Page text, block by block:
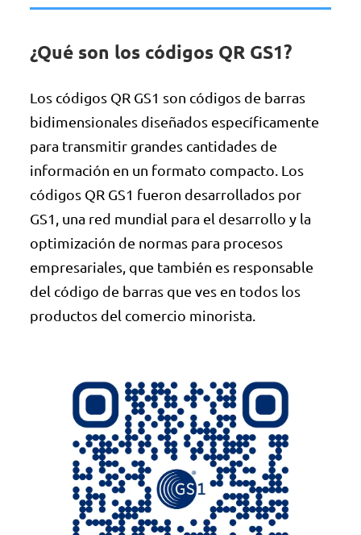
¿Qué son los códigos QR GS1?
Los códigos QR GS1 son códigos de barras
bidimensionales diseñados específicamente
para transmitir grandes cantidades de
información en un formato compacto. Los
códigos QR GS1 fueron desarrollados por
GS1, una red mundial para el desarrollo y la
optimización de normas para procesos
empresariales, que también es responsable
del código de barras que ves en todos los
productos del comercio minorista.